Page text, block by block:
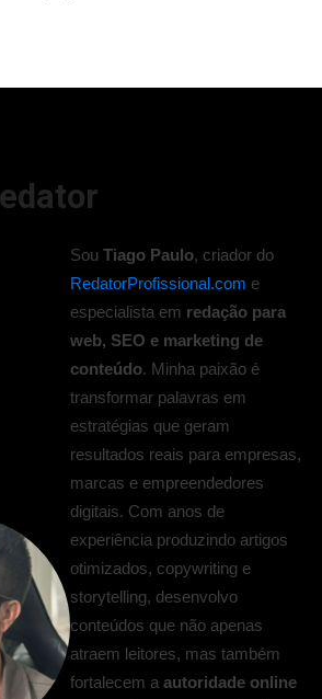
SouTiago Paulo, criador do
RedatorProfissional.com e
especialista em redação para
web, SEO e marketing de
conteúdo. Minha paixão é
transformar palavras em
estratégias que geram
resultados reais para empresas,
marcas e empreendedores
digitais. Com anos de
experiência produzindo artigos
otimizados, copywriting e
storytelling, desenvolvo
conteúdos que não apenas
atraem leitores, mas também
fortalecem aautoridade online